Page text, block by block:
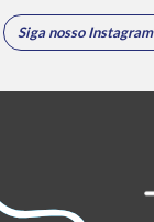
Siga nosso Instagram